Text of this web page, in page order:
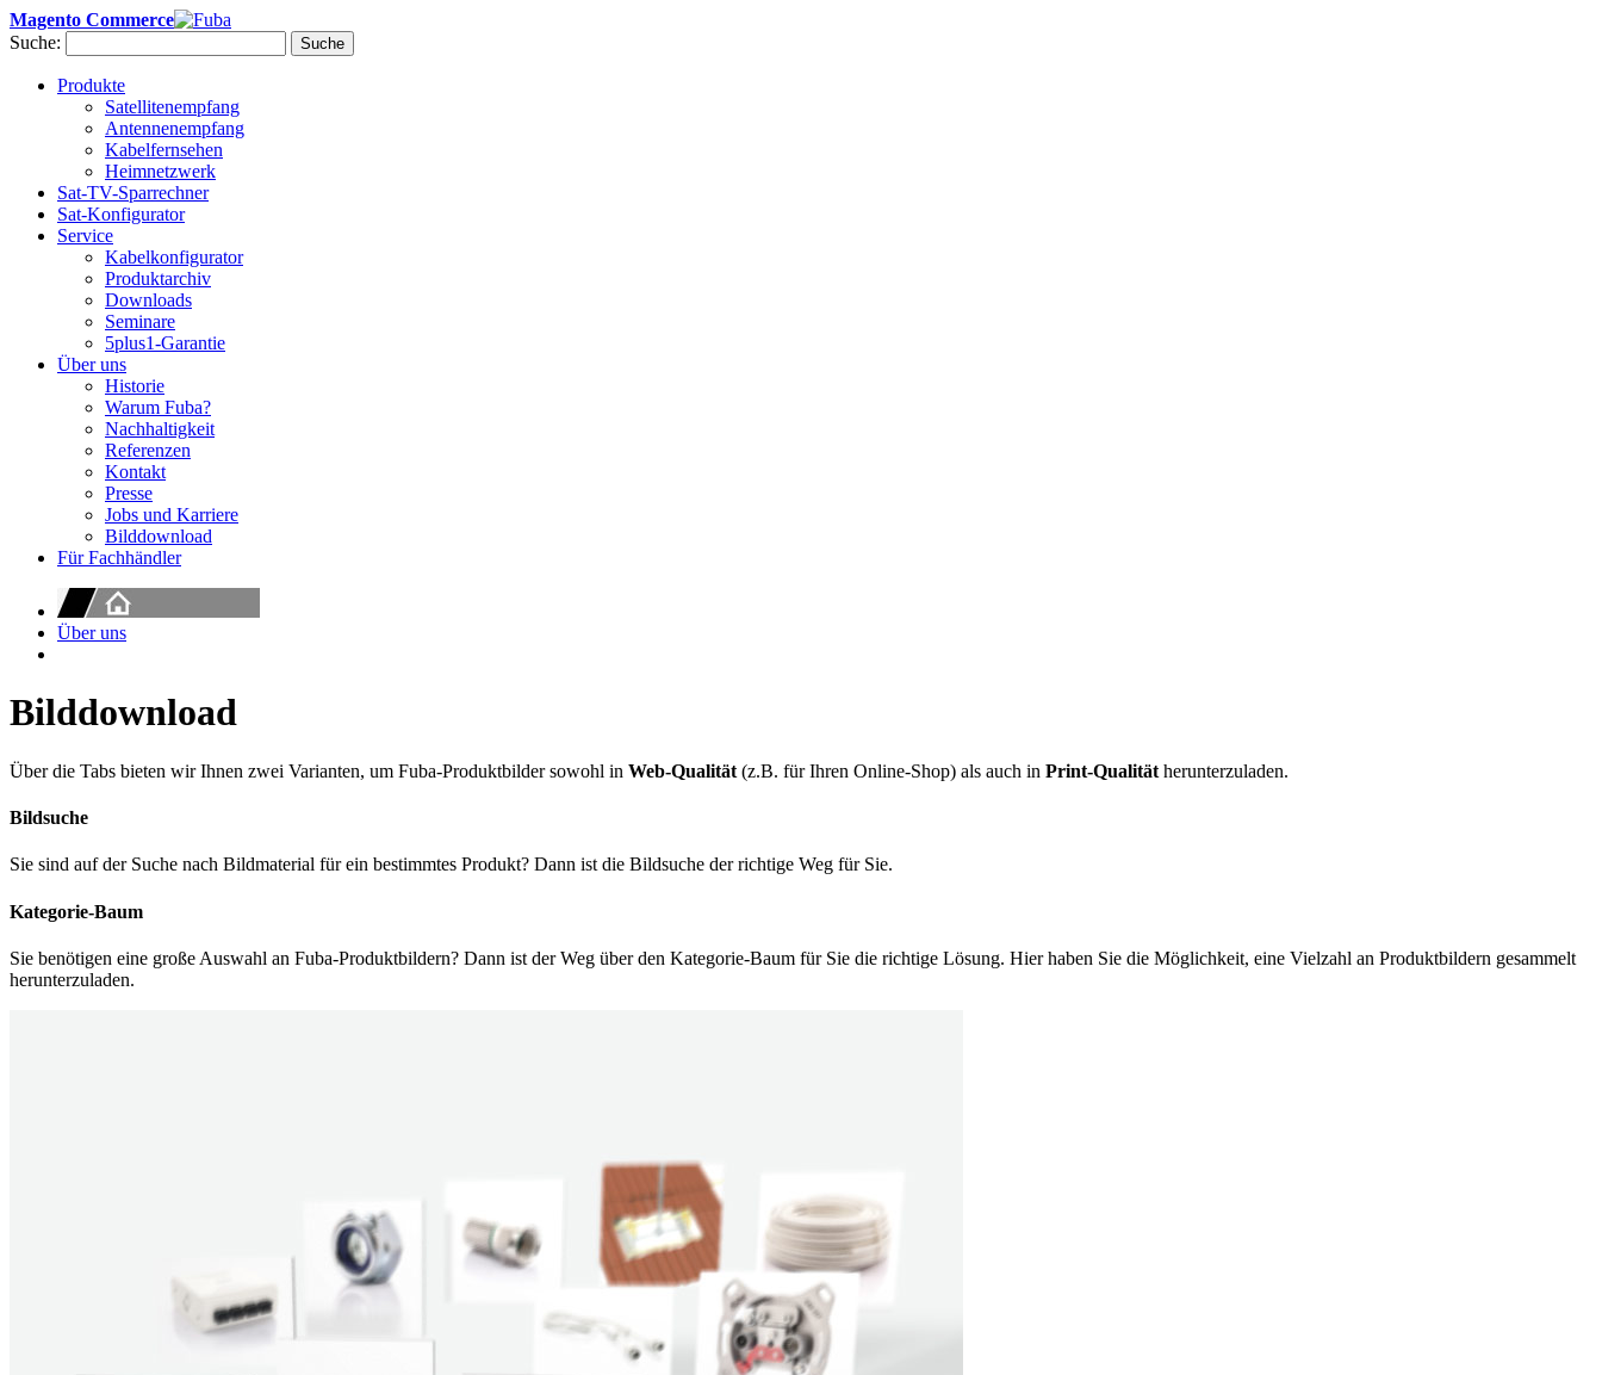
Magento Commerce
Suche:
Suche
Produkte
Satellitenempfang
Antennenempfang
Kabelfernsehen
Heimnetzwerk
Sat-TV-Sparrechner
Sat-Konfigurator
Service
Kabelkonfigurator
Produktarchiv
Downloads
Seminare
5plus1-Garantie
Über uns
Historie
Warum Fuba?
Nachhaltigkeit
Referenzen
Kontakt
Presse
Jobs und Karriere
Bilddownload
Für Fachhändler
Über uns
Bilddownload
Über die Tabs bieten wir Ihnen zwei Varianten, um Fuba-Produktbilder sowohl in Web-Qualität (z.B. für Ihren Online-Shop) als auch in Print-Qualität herunterzuladen.
Bildsuche
Sie sind auf der Suche nach Bildmaterial für ein bestimmtes Produkt? Dann ist die Bildsuche der richtige Weg für Sie.
Kategorie-Baum
Sie benötigen eine große Auswahl an Fuba-Produktbildern? Dann ist der Weg über den Kategorie-Baum für Sie die richtige Lösung. Hier haben Sie die Möglichkeit, eine Vielzahl an Produktbildern gesammelt
herunterzuladen.